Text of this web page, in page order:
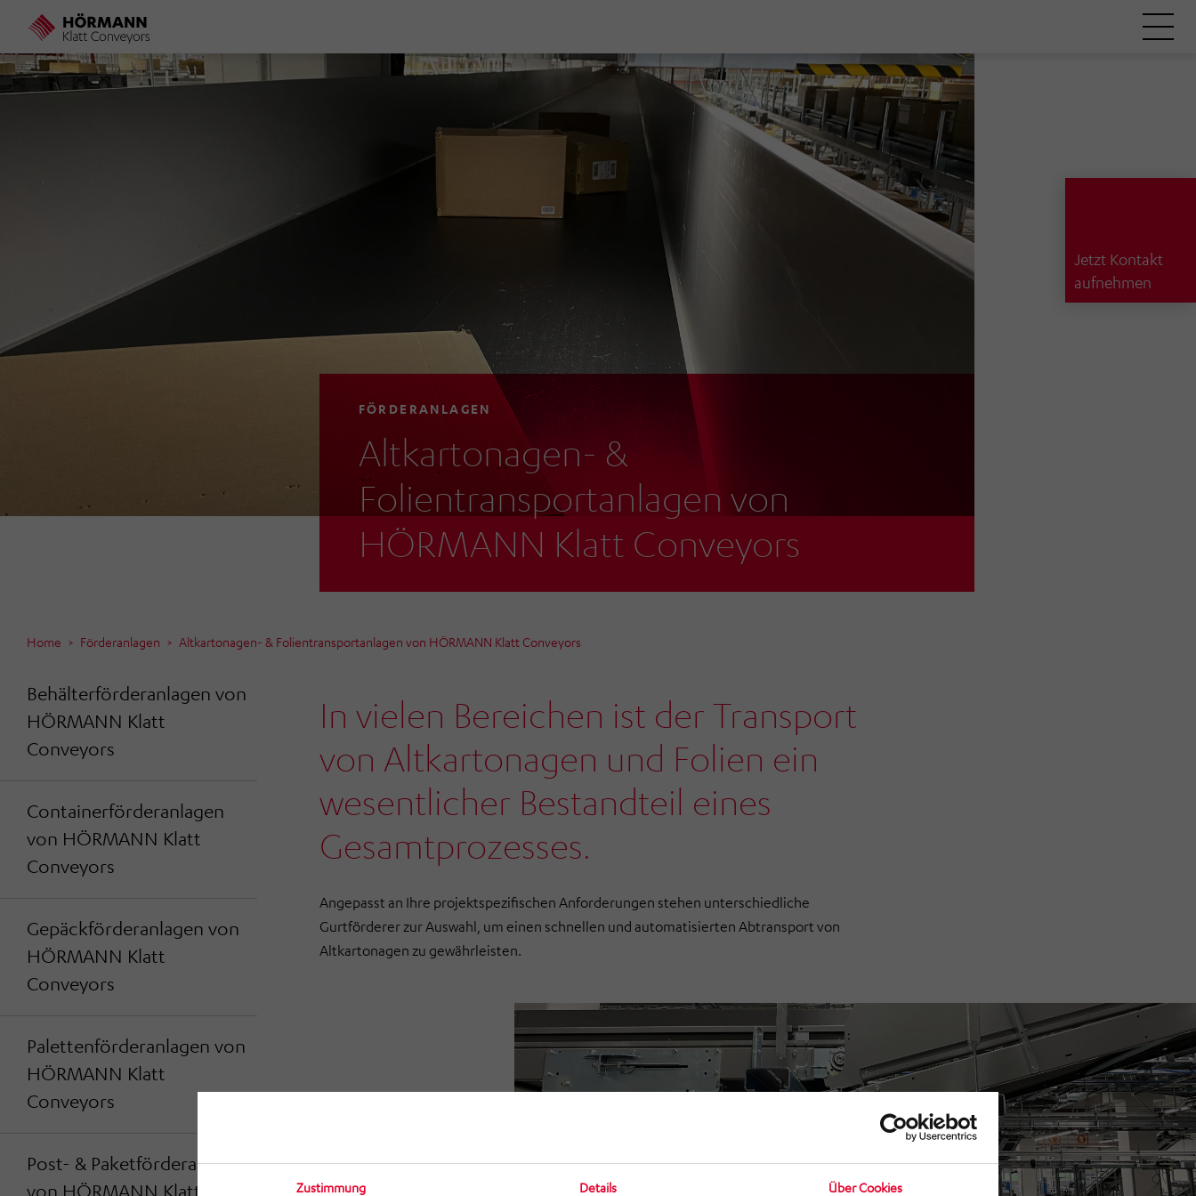
Zustimmung Details Über Cookies
Inhalt
Jetzt Kontakt
aufnehmen
FÖRDERANLAGEN
Altkartonagen- &
Folientransportanlagen von
HÖRMANN Klatt Conveyors
Home Förderanlagen Altkartonagen- & Folientransportanlagen von HÖRMANN Klatt Conveyors
Behälterförderanlagen von
HÖRMANN Klatt
Conveyors
Containerförderanlagen
von HÖRMANN Klatt
Conveyors
Gepäckförderanlagen von
HÖRMANN Klatt
Conveyors
Palettenförderanlagen von
HÖRMANN Klatt
Conveyors
Post- & Paketförderanlagen
von HÖRMANN Klatt
In vielen Bereichen ist der Transport
von Altkartonagen und Folien ein
wesentlicher Bestandteil eines
Gesamtprozesses.
Angepasst an Ihre projektspezifischen Anforderungen stehen unterschiedliche
Gurtförderer zur Auswahl, um einen schnellen und automatisierten Abtransport von
Altkartonagen zu gewährleisten.